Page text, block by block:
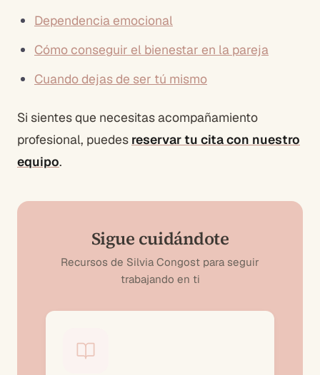
Dependencia emocional
Cómo conseguir el bienestar en la pareja
Cuando dejas de ser tú mismo
Si sientes que necesitas acompañamiento
profesional, puedes reservar tu cita con nuestro
equipo.
Sigue cuidándote
Recursos de Silvia Congost para seguir
trabajando en ti